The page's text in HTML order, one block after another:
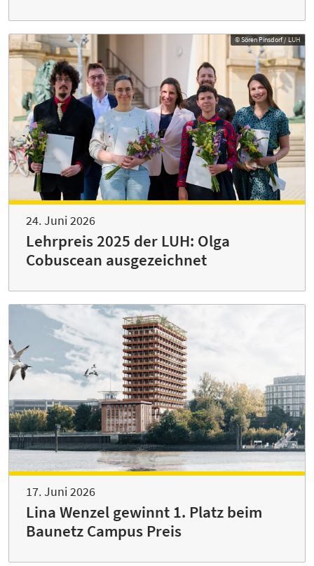
© Sören Pinsdorf / LUH
24. Juni 2026
Lehrpreis 2025 der LUH: Olga
Cobuscean ausgezeichnet
17. Juni 2026
Lina Wenzel gewinnt 1. Platz beim
Baunetz Campus Preis